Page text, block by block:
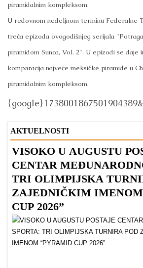
piramidalnim kompleksom.
U redovnom nedeljnom terminu Federalne
treća epizoda ovogodišnjeg serijala
piramidom Sunca, Vol. 2". U epizodi se daje
komparacija najveće meksičke piramide u
piramidalnim kompleksom.
AKTUELNOSTI
VISOKO U AUGUSTU
CENTAR
TRI OLIMPIJSKA
ZAJEDNIČKIM
CUP 2026”